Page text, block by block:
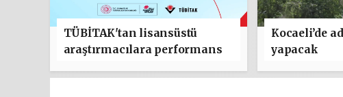
TÜBİTAK'tan lisansüstü
araştırmacılara performans
Kocaeli’de
yapacak